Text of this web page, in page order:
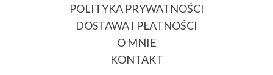
POLITYKA PRYWATNOŚCI
DOSTAWA I PŁATNOŚCI
O MNIE
KONTAKT